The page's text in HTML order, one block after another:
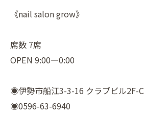
《nail salon grow》
席数 7席
OPEN 9:00ー0:00
◉伊勢市船江3-3-16 クラブビル2F-C
◉0596-63-6940